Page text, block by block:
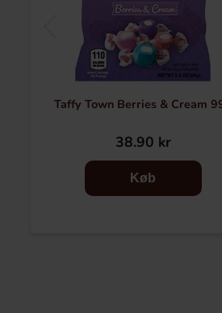
Taffy Town Berries & Cream
38.90 kr
Køb